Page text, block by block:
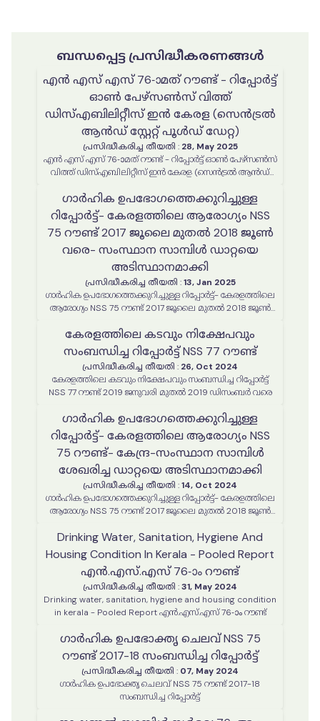
ബന്ധപ്പെട്ട പ്രസിദ്ധീകരണങ്ങൾ
എൻ എസ് എസ് 76-ാമത് റൗണ്ട് - റിപ്പോർട്ട്
ഓൺ പേഴ്സൺസ് വിത്ത്
ഡിസ്എബിലിറ്റീസ് ഇൻ കേരള (സെൻട്രൽ
ആൻഡ് സ്റ്റേറ്റ് പൂൾഡ് ഡേറ്റ)
പ്രസിദ്ധീകരിച്ച തീയതി : 28, May 2025
എൻ എസ് എസ് 76-ാമത് റൗണ്ട് - റിപ്പോർട്ട് ഓൺ പേഴ്സൺസ്
വിത്ത് ഡിസ്എബിലിറ്റീസ് ഇൻ കേരള (സെൻട്രൽ ആൻഡ്
ഗാർഹിക ഉപഭോഗത്തെക്കുറിച്ചുള്ള
റിപ്പോർട്ട്- കേരളത്തിലെ ആരോഗ്യം NSS
75 റൗണ്ട് 2017 ജൂലൈ മുതൽ 2018 ജൂൺ
വരെ- സംസ്ഥാന സാമ്പിൾ ഡാറ്റയെ
അടിസ്ഥാനമാക്കി
പ്രസിദ്ധീകരിച്ച തീയതി : 13, Jan 2025
ഗാർഹിക ഉപഭോഗത്തെക്കുറിച്ചുള്ള റിപ്പോർട്ട്- കേരളത്തിലെ
ആരോഗ്യം NSS 75 റൗണ്ട് 2017 ജൂലൈ മുതൽ 2018 ജൂൺ
കേരളത്തിലെ കടവും നിക്ഷേപവും
സംബന്ധിച്ച റിപ്പോർട്ട് NSS 77 റൗണ്ട്
പ്രസിദ്ധീകരിച്ച തീയതി : 26, Oct 2024
കേരളത്തിലെ കടവും നിക്ഷേപവും സംബന്ധിച്ച റിപ്പോർട്ട്
NSS 77 റൗണ്ട് 2019 ജനുവരി മുതൽ 2019 ഡിസംബർ വരെ
ഗാർഹിക ഉപഭോഗത്തെക്കുറിച്ചുള്ള
റിപ്പോർട്ട്- കേരളത്തിലെ ആരോഗ്യം NSS
75 റൗണ്ട്- കേന്ദ്ര-സംസ്ഥാന സാമ്പിൾ
ശേഖരിച്ച ഡാറ്റയെ അടിസ്ഥാനമാക്കി
പ്രസിദ്ധീകരിച്ച തീയതി :14, Oct 2024
ഗാർഹിക ഉപഭോഗത്തെക്കുറിച്ചുള്ള റിപ്പോർട്ട്- കേരളത്തിലെ
ആരോഗ്യം NSS 75 റൗണ്ട് 2017 ജൂലൈ മുതൽ 2018 ജൂൺ
അടിസ്ഥാനമാക്കി
Drinking Water, Sanitation, Hygiene And
Housing Condition In Kerala - Pooled Report
എൻ.എസ്.എസ് 76-ാം റൗണ്ട്
പ്രസിദ്ധീകരിച്ച തീയതി :31, May 2024
Drinking water, sanitation, hygiene and housing condition
in kerala - Pooled Report എൻ.എസ്.എസ് 76-ാം റൗണ്ട്
ഗാർഹിക ഉപഭോക്തൃ ചെലവ് NSS 75
റൗണ്ട് 2017-18 സംബന്ധിച്ച റിപ്പോർട്ട്
പ്രസിദ്ധീകരിച്ച തീയതി : 07, May 2024
ഗാർഹിക ഉപഭോക്തൃ ചെലവ് NSS 75 റൗണ്ട് 2017-18
സംബന്ധിച്ച റിപ്പോർട്ട്